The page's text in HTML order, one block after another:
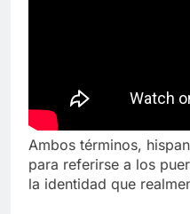
Ambos términos,
para referirse a los
la identidad que